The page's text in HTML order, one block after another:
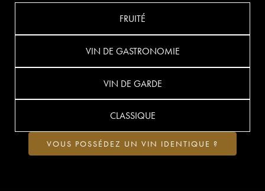
FRUITÉ
VIN DE GASTRONOMIE
VIN DE GARDE
CLASSIQUE
VOUS POSSÉDEZ UN VIN IDENTIQUE ?